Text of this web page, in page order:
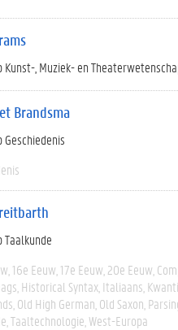
Kunst-, Muziek- en
Brandsma
Geschiedenis
Taalkunde
16e Eeuw 17e Eeuw 20e Eeuw
Historical Syntax Italiaans
Old High German Old Saxon
Taaltechnologie West-Europa